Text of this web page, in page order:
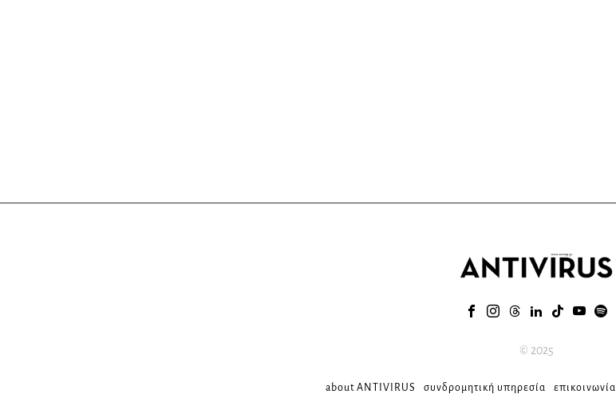
© 2025
about ANTIVIRUS συνδρομητική υπηρεσία επικοινωνία